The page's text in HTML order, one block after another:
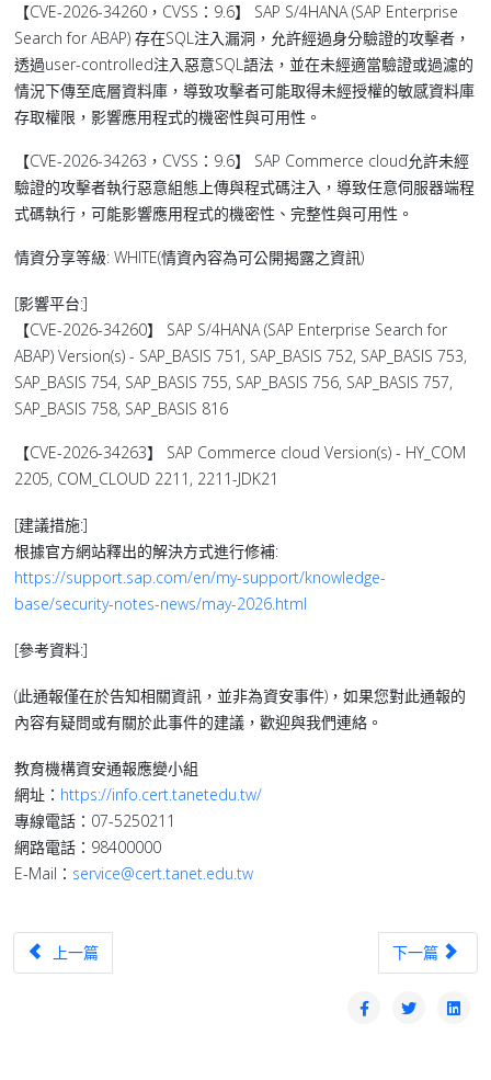
【CVE-2026-34260，CVSS：9.6】 SAP S/4HANA (SAP Enterprise
Search for ABAP) 存在SQL注入漏洞，允許經過身分驗證的攻擊者，
透過user-controlled注入惡意SQL語法，並在未經適當驗證或過濾的
情況下傳至底層資料庫，導致攻擊者可能取得未經授權的敏感資料庫
存取權限，影響應用程式的機密性與可用性。
【CVE-2026-34263，CVSS：9.6】 SAP Commerce cloud允許未經
驗證的攻擊者執行惡意組態上傳與程式碼注入，導致任意伺服器端程
式碼執行，可能影響應用程式的機密性、完整性與可用性。
情資分享等級: WHITE(情資內容為可公開揭露之資訊)
[影響平台:]
【CVE-2026-34260】 SAP S/4HANA (SAP Enterprise Search for
ABAP) Version(s) - SAP_BASIS 751, SAP_BASIS 752, SAP_BASIS 753,
SAP_BASIS 754, SAP_BASIS 755, SAP_BASIS 756, SAP_BASIS 757,
SAP_BASIS 758, SAP_BASIS 816
【CVE-2026-34263】 SAP Commerce cloud Version(s) - HY_COM
2205, COM_CLOUD 2211, 2211-JDK21
[建議措施:]
根據官方網站釋出的解決方式進行修補:
https://support.sap.com/en/my-support/knowledge-
base/security-notes-news/may-2026.html
[參考資料:]
(此通報僅在於告知相關資訊，並非為資安事件)，如果您對此通報的
內容有疑問或有關於此事件的建議，歡迎與我們連絡。
教育機構資安通報應變小組
網址： https://info.cert.tanetedu.tw/
專線電話：07-5250211
網路電話：98400000
E-Mail： service@cert.tanet.edu.tw
上一篇文章：【漏洞預警】Ivanti旗下Endpoint Manager存在高風險
上一篇 下一篇文章：
下一篇